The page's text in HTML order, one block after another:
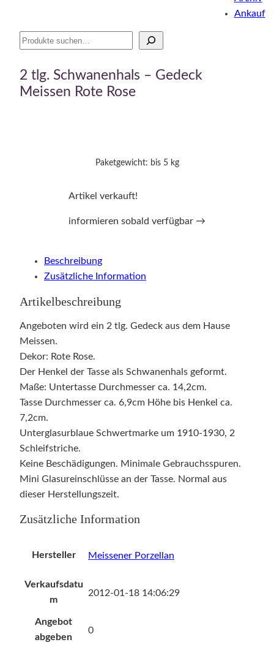
Suche
Ankauf
2 tlg. Schwanenhals – Gedeck
Meissen Rote Rose
Paketgewicht: bis 5 kg
Artikel verkauft!
informieren sobald verfügbar →
Beschreibung
Zusätzliche Information
Artikelbeschreibung
Angeboten wird ein 2 tlg. Gedeck aus dem Hause
Meissen.
Dekor: Rote Rose.
Der Henkel der Tasse als Schwanenhals geformt.
Maße: Untertasse Durchmesser ca. 14,2cm.
Tasse Durchmesser ca. 6,9cm Höhe bis Henkel ca.
7,2cm.
Unterglasurblaue Schwertmarke um 1910-1930, 2
Schleifstriche.
Keine Beschädigungen. Minimale Gebrauchsspuren.
Mini Glasureinschlüsse an der Tasse. Normal aus
dieser Herstellungszeit.
Zusätzliche Information
Hersteller Meissener Porzellan
Verkaufsdatu
m
2012-01-18 14:06:29
Angebot
abgeben
0